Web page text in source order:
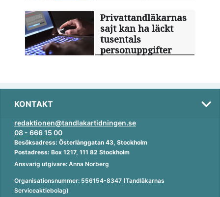
Privattandläkarnas
sajt kan ha läckt
tusentals
personuppgifter
KONTAKT
redaktionen@tandlakartidningen.se
08 - 666 15 00
Besöksadress: Österlånggatan 43, Stockholm
Postadress: Box 1217, 111 82 Stockholm
Ansvarig utgivare: Anna Norberg
Organisationsnummer: 556154-8347 (Tandläkarnas
Serviceaktiebolag)